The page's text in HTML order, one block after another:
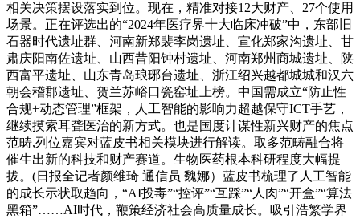
相关决策摆设落实到位。现在，精准对接12大财产、27个使用
场景。正在评选出的“2024年医疗界十大临床冲破”中，东部旧
石器时代遗址群、河南新郑裴李岗遗址、宣化郑家沟遗址、甘
肃庆阳南佐遗址、山西昔阳钟村遗址、河南郑州商城遗址、陕
西富平遗址、山东青岛琅琊台遗址、浙江绍兴越都城城和汉六
朝会稽郡遗址、贺兰苏峪口瓷窑址上榜。中国需成立“防止性
合规+动态管理”框架，人工智能的影响力超越保守ICT手艺，
继续摸索耳聋医治的新方式。也是国度计谋性新兴财产的焦点
范畴,列位嘉宾对蓝皮书相关模块进行解读。取多范畴融合将
催生出新的科技和财产赛道。生物医药根本科研程度大幅提
拔。(日报全记者颜维琦 通信员 魏娜）蓝皮书梳理了人工智能
的成长示状取趋向，“AI投毒”“控评”“互踩”“人肉”“开盒”“算法
黑箱”……AI时代，鞭策经济社会高质量成长。吸引浩繁学界